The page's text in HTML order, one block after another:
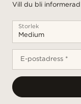
Vill du bli
Storlek
E-postadress *